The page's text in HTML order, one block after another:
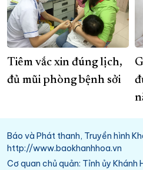
Tiêm vắc xin đúng lịch,
đủ mũi phòng bệnh sởi
Báo và Phát thanh, Truyền hình
http://www.baokhanhhoa.vn
Cơ quan chủ quản: Tỉnh ủy Khánh